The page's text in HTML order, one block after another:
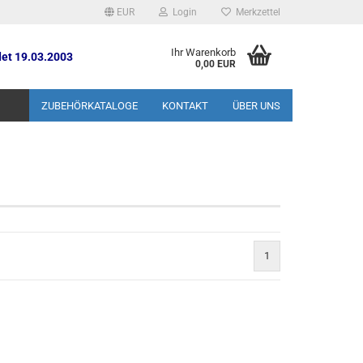
EUR Login Merkzettel
19.03.2003 Ihr Warenkorb
0,00 EUR
ZUBEHÖRKATALOGE KONTAKT ÜBER UNS
1